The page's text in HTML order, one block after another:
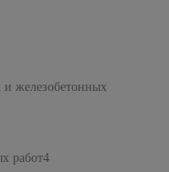
работ4